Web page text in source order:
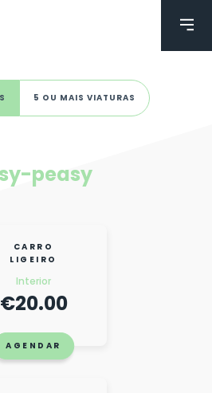
5 OU MAIS VIATURAS
peasy
CARRO
LIGEIRO
Interior
€20.00
AGENDAR